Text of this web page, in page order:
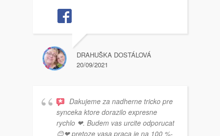
DRAHUŠKA DOSTÁLOVÁ
20/09/2021
Dakujeme za nadherne tricko pre
synceka ktore dorazilo expresne
rychlo ❤. Budem vas urcite odporucat
😊❤ pretoze vasa praca je na 100 %-